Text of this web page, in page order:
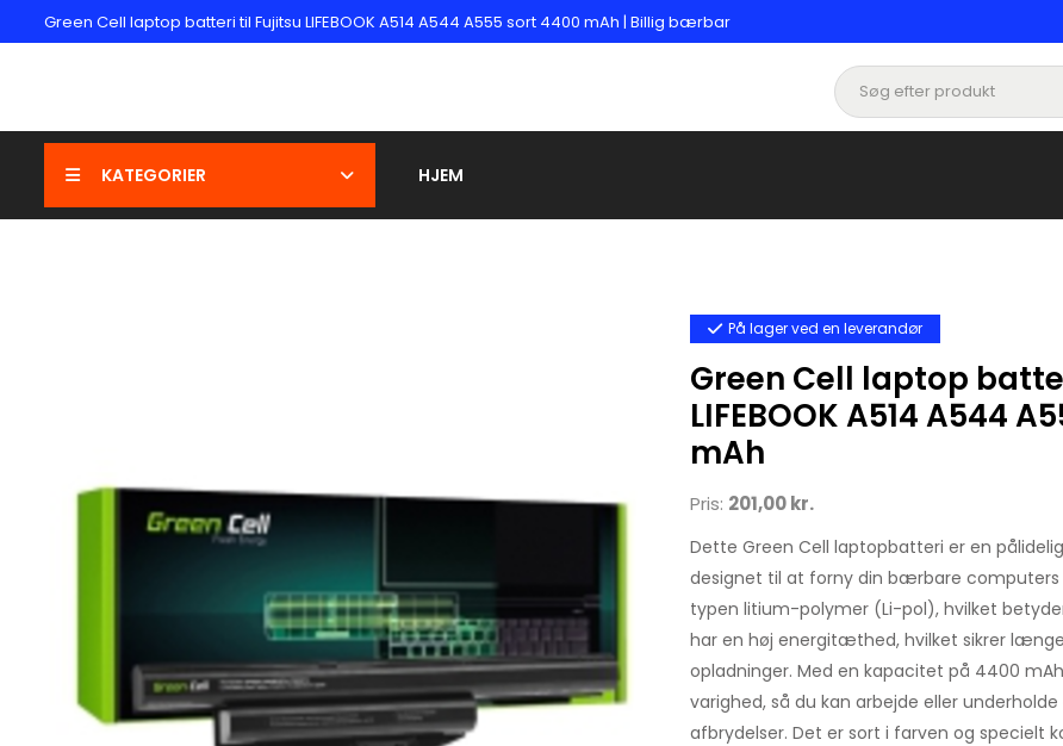
Green Cell laptop batteri til Fujitsu LIFEBOOK A514 A544 A555 sort 4400 mAh | Billig bærbar
KATEGORIER HJEM
På lager ved en leverandør
Green Cell laptop
LIFEBOOK A514 A544
mAh
Pris: 201,00 kr.
Dette Green Cell laptopbatteri er en
designet til at forny din bærbare computers
typen litium-polymer (Li-pol), hvilket
har en høj energitæthed, hvilket sikrer
opladninger. Med en kapacitet på 4400
varighed, så du kan arbejde eller
afbrydelser. Det er sort i farven og specielt